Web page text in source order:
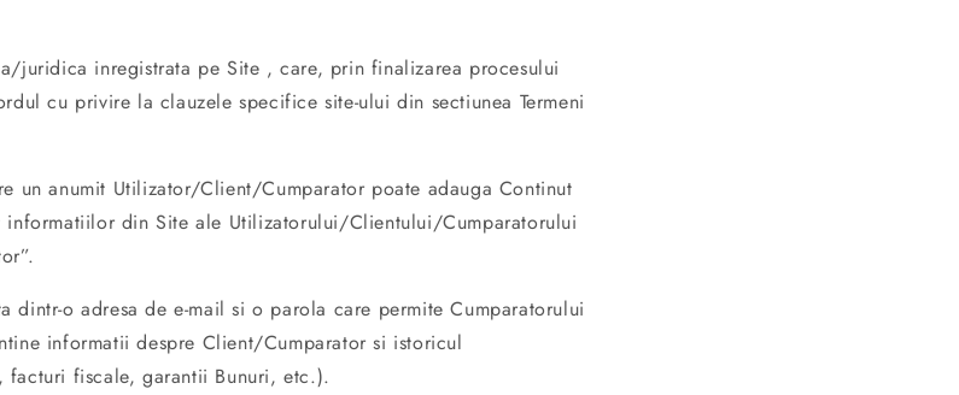
juridica inregistrata pe Site , care, prin finalizarea procesului
cu privire la clauzele specifice site-ului din sectiunea Termeni
un anumit Utilizator/Client/Cumparator poate adauga Continut
informatiilor din Site ale Utilizatorului/Clientului/Cumparatorului
dintr-o adresa de e-mail si o parola care permite Cumparatorului
informatii despre Client/Cumparator si istoricul
facturi fiscale, garantii Bunuri, etc.).